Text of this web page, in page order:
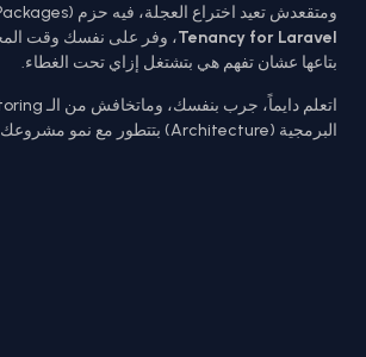
ومتقعدش تعيد اختراع العجلة، فيه حزم (Packages) جاهزة ومجربة زي
Tenancy for Laravel، وفر على نفسك وقت
بتاعها عشان تفهم هي بتشتغل إزاي تحت الغطاء.
البرمجية (Architecture) بتتطور مع نمو مشروعك.